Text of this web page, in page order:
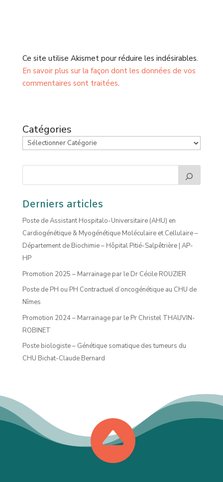
Ce site utilise Akismet pour réduire les indésirables.
En savoir plus sur la façon dont les données de vos
commentaires sont traitées.
Catégories
Derniers articles
Poste de Assistant Hospitalo-Universitaire (AHU) en
Cardiogénétique & Myogénétique Moléculaire et Cellulaire –
Département de Biochimie – Hôpital Pitié-Salpêtrière | AP-
HP
Promotion 2025 – Marrainage par le Dr Cécile ROUZIER
Poste de PH ou PH Contractuel d’oncogénétique au CHU de
Nîmes
Promotion 2024 – Marrainage par le Pr Christel THAUVIN-
ROBINET
Poste biologiste – Génétique somatique des tumeurs du
CHU Bichat-Claude Bernard
